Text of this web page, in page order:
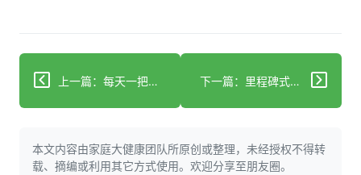
上一篇：每天一把坚果可降低痴呆风险 下一篇：里程碑式捐赠加速遗传性心脏病的治疗进展
本文内容由家庭大健康团队所原创或整理，未经授权不得转
载、摘编或利用其它方式使用。欢迎分享至朋友圈。